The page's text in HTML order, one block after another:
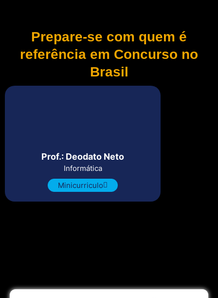
Prepare-se com quem é
referência em Concurso no
Brasil
Prof.: Deodato Neto
Informática
Minicurriculo